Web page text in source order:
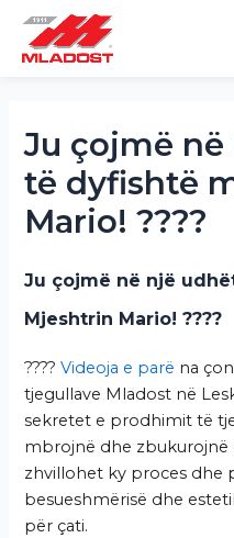
Skip
content
Ju çojmë
të dyfishtë
Mario! ????️
Ju çojmë në një
Mjeshtrin Mario! ????️
????Videoja e parë na
tjegullave Mladost në
sekretet e prodhimit të
mbrojnë dhe zbukurojnë
zhvillohet ky proces dhe
besueshmërisë dhe
për çati.